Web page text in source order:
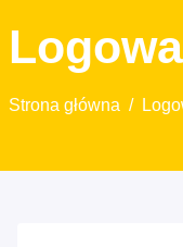
Strona główna /